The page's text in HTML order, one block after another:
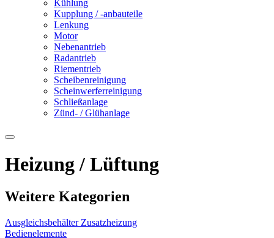
Kühlung
Kupplung / -anbauteile
Lenkung
Motor
Nebenantrieb
Radantrieb
Riementrieb
Scheibenreinigung
Scheinwerferreinigung
Schließanlage
Zünd- / Glühanlage
Heizung / Lüftung
Weitere Kategorien
Ausgleichsbehälter Zusatzheizung
Bedienelemente